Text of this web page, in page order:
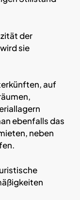
der
sie
auf
ebenfalls das
neben